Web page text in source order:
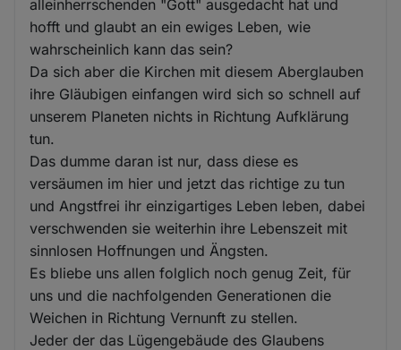
alleinherrschenden "Gott" ausgedacht hat und
hofft und glaubt an ein ewiges Leben, wie
wahrscheinlich kann das sein?
Da sich aber die Kirchen mit diesem Aberglauben
ihre Gläubigen einfangen wird sich so schnell auf
unserem Planeten nichts in Richtung Aufklärung
tun.
Das dumme daran ist nur, dass diese es
versäumen im hier und jetzt das richtige zu tun
und Angstfrei ihr einzigartiges Leben leben, dabei
verschwenden sie weiterhin ihre Lebenszeit mit
sinnlosen Hoffnungen und Ängsten.
Es bliebe uns allen folglich noch genug Zeit, für
uns und die nachfolgenden Generationen die
Weichen in Richtung Vernunft zu stellen.
Jeder der das Lügengebäude des Glaubens